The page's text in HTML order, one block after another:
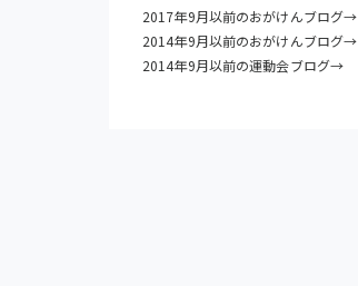
2017年9月以前のおがけんブログ→
2014年9月以前のおがけんブログ→
2014年9月以前の運動会ブログ→